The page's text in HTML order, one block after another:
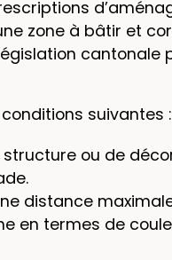
zone à bâtir et
suivantes :
ou de
distance
en termes de